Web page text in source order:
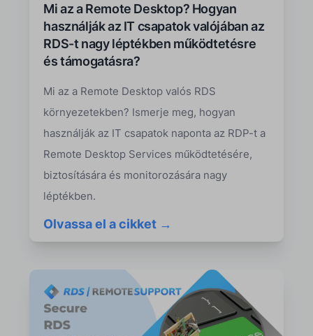
Mi az a Remote Desktop? Hogyan
használják az IT csapatok valójában az
RDS-t nagy léptékben működtetésre
és támogatásra?
Mi az a Remote Desktop valós RDS
környezetekben? Ismerje meg, hogyan
használják az IT csapatok naponta az RDP-t a
Remote Desktop Services működtetésére,
biztosítására és monitorozására nagy
léptékben.
Olvassa el a cikket →